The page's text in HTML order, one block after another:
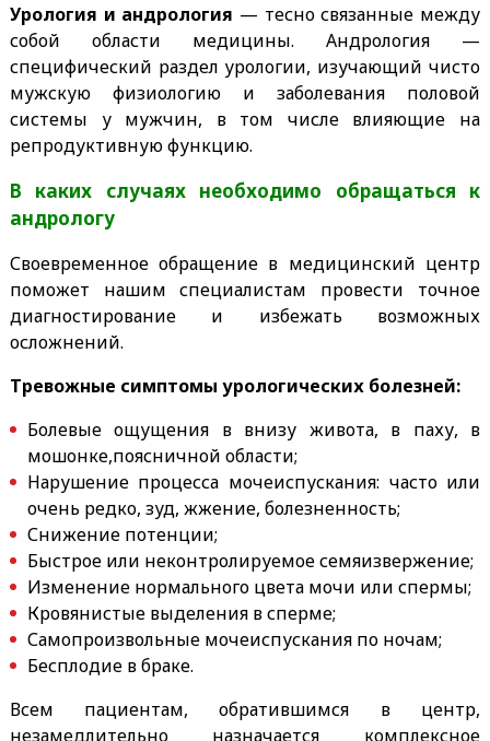
Урология и андрология — тесно связанные между
собой области медицины. Андрология —
специфический раздел урологии, изучающий чисто
мужскую физиологию и заболевания половой
системы у мужчин, в том числе влияющие на
репродуктивную функцию.
В каких случаях необходимо обращаться к
андрологу
Своевременное обращение в медицинский центр
поможет нашим специалистам провести точное
диагностирование и избежать возможных
осложнений.
Тревожные симптомы урологических болезней:
Болевые ощущения в внизу живота, в паху, в
мошонке,поясничной области;
Нарушение процесса мочеиспускания: часто или
очень редко, зуд, жжение, болезненность;
Снижение потенции;
Быстрое или неконтролируемое семяизвержение;
Изменение нормального цвета мочи или спермы;
Кровянистые выделения в сперме;
Самопроизвольные мочеиспускания по ночам;
Бесплодие в браке.
Всем пациентам, обратившимся в центр,
незамедлительно назначается комплексное